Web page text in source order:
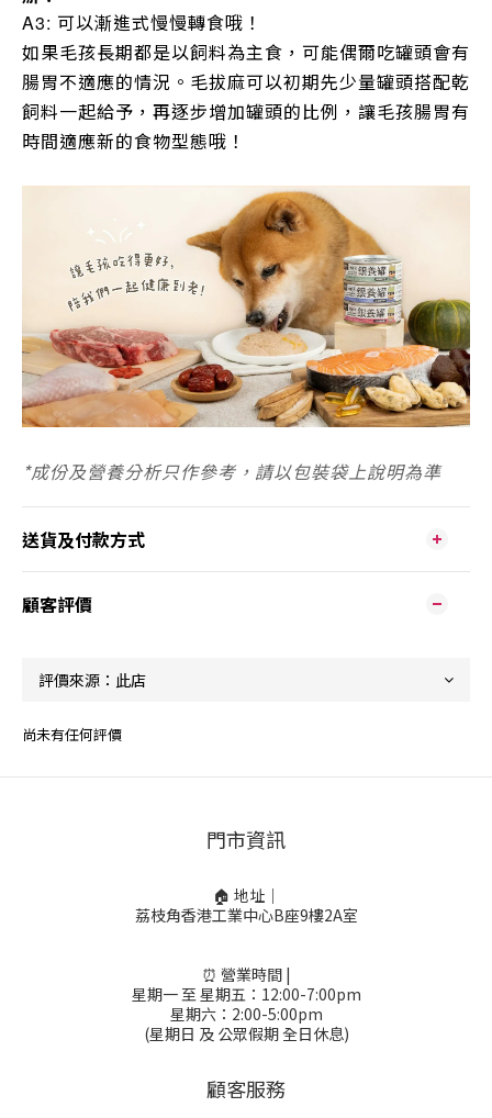
A3: 可以漸進式慢慢轉食哦！
如果毛孩長期都是以飼料為主食，可能偶爾吃罐頭會有
腸胃不適應的情況。毛拔麻可以初期先少量罐頭搭配乾
飼料一起給予，再逐步增加罐頭的比例，讓毛孩腸胃有
時間適應新的食物型態哦！
*成份及營養分析只作參考，請以包裝袋上說明為準
送貨及付款方式
顧客評價
尚未有任何評價
門市資訊
🏠 地址｜
荔枝角香港工業中心B座9樓2A室
⏰ 營業時間 |
星期一 至 星期五：12:00-7:00pm
星期六：2:00-5:00pm
(星期日 及 公眾假期 全日休息)
顧客服務